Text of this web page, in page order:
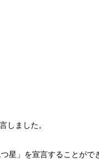
しました。
星」を宣言することがで